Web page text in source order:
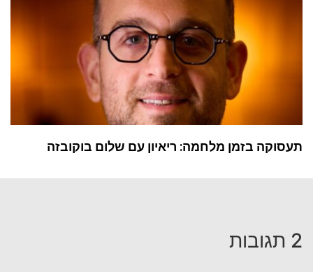
תעסוקה בזמן מלחמה: ריאיון עם שלום בוקובזה
2 תגובות